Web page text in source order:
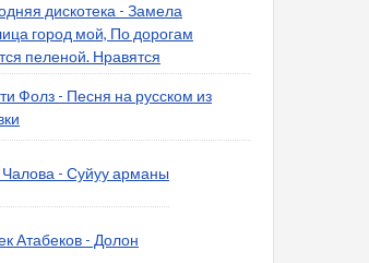
дискотека - Замела
город мой, По дорогам
пеленой. Нравятся
Фолз - Песня на русском из
Чалова - Суйуу арманы
Атабеков - Долон